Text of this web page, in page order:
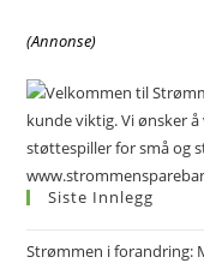
(Annonse)
Siste Innlegg
Strømmen i forandring: